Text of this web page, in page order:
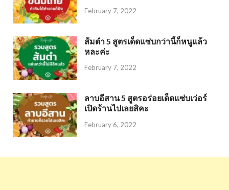
February 7, 2022
ส้มตำ 5 สูตรเด็ดแซ่บกว่านี้ก็หนูแล้ว
หละค่ะ
February 7, 2022
ลาบอีสาน 5 สูตรอร่อยเด็ดแซ่บเว่อร์
เปิดร้านไปเลยสิคะ
February 6, 2022